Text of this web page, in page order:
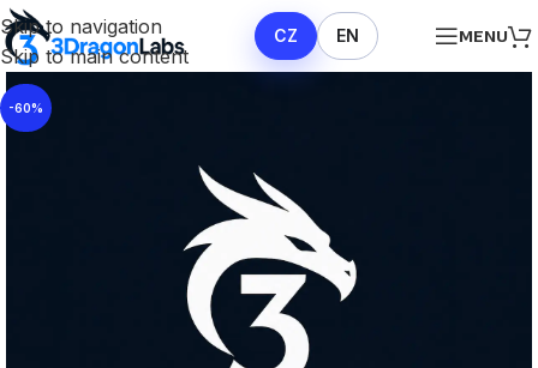
Skip to navigation
Skip to main content
CZ EN MENU
-60%